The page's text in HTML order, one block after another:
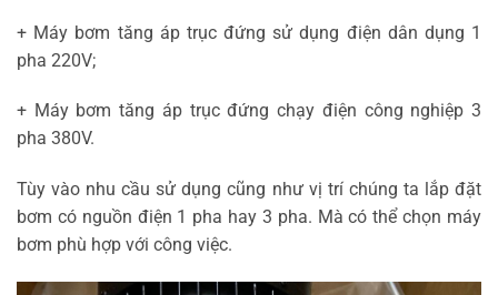
+ Máy bơm tăng áp trục đứng sử dụng điện dân dụng 1
pha 220V;
+ Máy bơm tăng áp trục đứng chạy điện công nghiệp 3
pha 380V.
Tùy vào nhu cầu sử dụng cũng như vị trí chúng ta lắp đặt
bơm có nguồn điện 1 pha hay 3 pha. Mà có thể chọn máy
bơm phù hợp với công việc.